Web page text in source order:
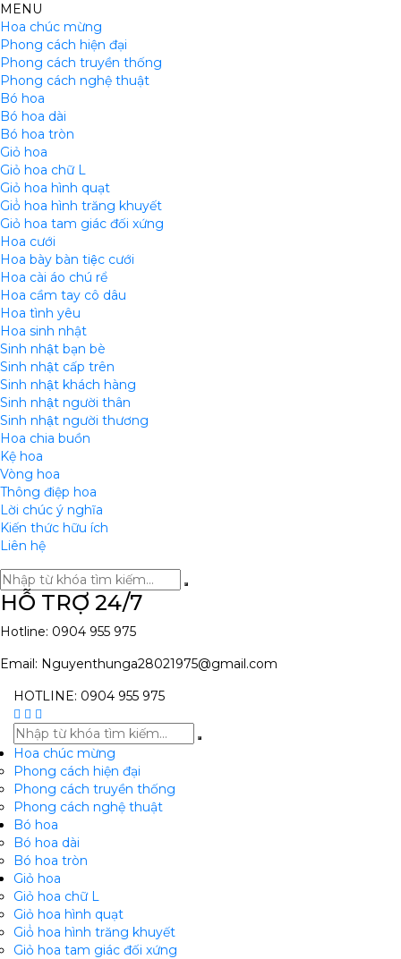
MENU
Hoa chúc mừng
Phong cách hiện đại
Phong cách truyền thống
Phong cách nghệ thuật
Bó hoa
Bó hoa dài
Bó hoa tròn
Giỏ hoa
Giỏ hoa chữ L
Giỏ hoa hình quạt
Giỏ̉ hoa hình trăng khuyết
Giỏ hoa tam giác đối xứng
Hoa cưới
Hoa bày bàn tiệc cưới
Hoa cài áo chú rể
Hoa cầm tay cô dâu
Hoa tình yêu
Hoa sinh nhật
Sinh nhật bạn bè
Sinh nhật cấp trên
Sinh nhật khách hàng
Sinh nhật người thân
Sinh nhật người thương
Hoa chia buồn
Kệ hoa
Vòng hoa
Thông điệp hoa
Lời chúc ý nghĩa
Kiến thức hữu ích
Liên hệ
HỖ TRỢ 24/7
Hotline: 0904 955 975
Email: Nguyenthunga28021975@gmail.com
HOTLINE: 0904 955 975
Hoa chúc mừng
Phong cách hiện đại
Phong cách truyền thống
Phong cách nghệ thuật
Bó hoa
Bó hoa dài
Bó hoa tròn
Giỏ hoa
Giỏ hoa chữ L
Giỏ hoa hình quạt
Giỏ̉ hoa hình trăng khuyết
Giỏ hoa tam giác đối xứng